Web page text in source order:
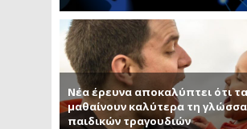
Νέα έρευνα αποκαλύπτει ότι
μαθαίνουν καλύτερα τη
παιδικών τραγουδιών